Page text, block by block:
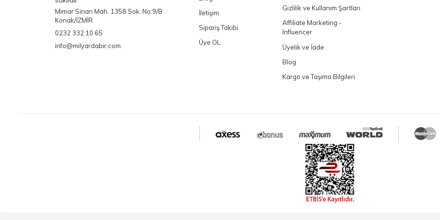
Mimar Sinan Mah. 1358 Sok. No:9/B
Konak/İZMİR
0232 332 10 65
info@milyardabir.com
İletişim
Sipariş Takibi
Üye OL
Gizlilik ve Kullanım Şartları
Affiliate Marketing -
Influencer
Üyelik ve İade
Blog
Kargo ve Taşıma Bilgileri